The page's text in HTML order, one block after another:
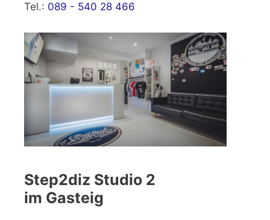
Tel.: 089 - 540 28 466
Step2diz Studio 2
im Gasteig